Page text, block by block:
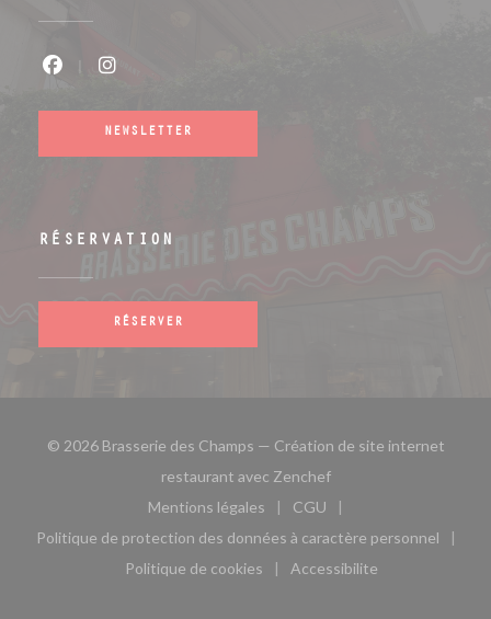
NEWSLETTER
RÉSERVATION
RÉSERVER
© 2026 Brasserie des Champs — Création de site internet
restaurant avec Zenchef((ouvre une nouvelle
Mentions légales
((ouvre une nouvelle fenêtre))
CGU
((ouvre une nouvelle
Politique de protection des données à caractère personnel
((ouvre une nouvelle fenêtre))
Politique de cookies
((ouvre une nouvelle fenêtre))
Accessibilite